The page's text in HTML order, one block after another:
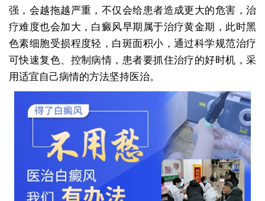
强，会越拖越严重，不仅会给患者造成更大的危害，治
疗难度也会加大，白癜风早期属于治疗黄金期，此时黑
色素细胞受损程度轻，白斑面积小，通过科学规范治疗
可快速复色、控制病情，患者要抓住治疗的好时机，采
用适宜自己病情的方法坚持医治。